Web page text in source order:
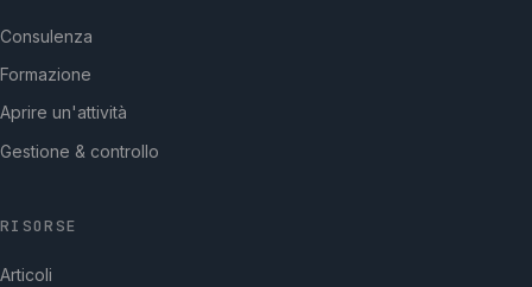
Consulenza
Formazione
Aprire un'attività
Gestione & controllo
RISORSE
Articoli